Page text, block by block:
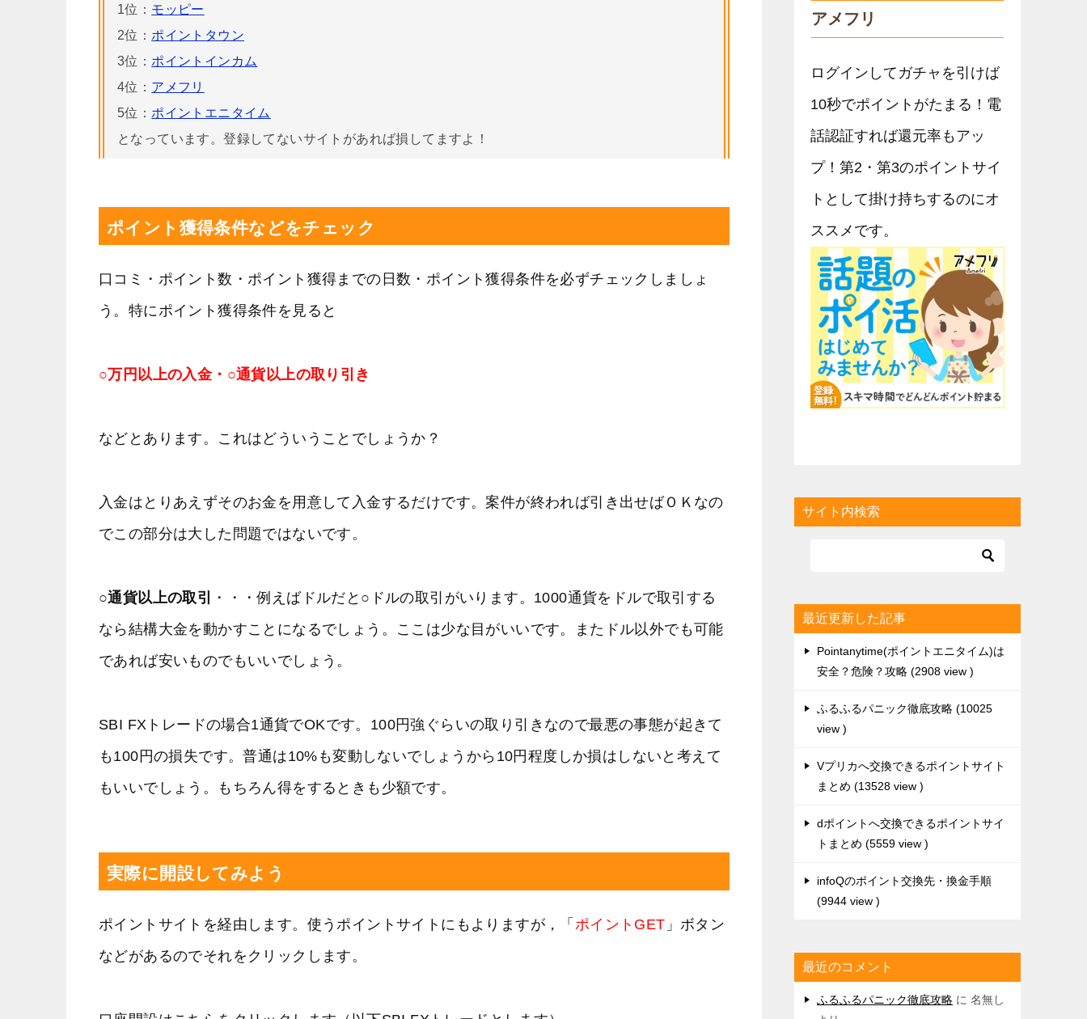
1位： モッピー
2位： ポイントタウン
3位： ポイントインカム
4位： アメフリ
5位： ポイントエニタイム
となっています。登録してないサイトがあれば損してますよ！
ポイント獲得条件などをチェック
口コミ・ポイント数・ポイント獲得までの日数・ポイント獲得条件を必ずチェックしましょ
う。特にポイント獲得条件を見ると
○万円以上の入金・○通貨以上の取り引き
などとあります。これはどういうことでしょうか？
入金はとりあえずそのお金を用意して入金するだけです。案件が終われば引き出せばＯＫなの
でこの部分は大した問題ではないです。
○通貨以上の取引
・・・例えばドルだと○ドルの取引がいります。1000通貨をドルで取引する
なら結構大金を動かすことになるでしょう。ここは少な目がいいです。またドル以外でも可能
であれば安いものでもいいでしょう。
SBI FXトレードの場合1通貨でOKです。100円強ぐらいの取り引きなので最悪の事態が起きて
も100円の損失です。普通は10%も変動しないでしょうから10円程度しか損はしないと考えて
もいいでしょう。もちろん得をするときも少額です。
実際に開設してみよう
ポイントサイトを経由します。使うポイントサイトにもよりますが，「 ポイントGET 」ボタン
などがあるのでそれをクリックします。
アメフリ
ログインしてガチャを引けば
10秒でポイントがたまる！電
話認証すれば還元率もアッ
プ！第2・第3のポイントサイ
トとして掛け持ちするのにオ
ススメです。
サイト内検索
最近更新した記事
Pointanytime(ポイントエニタイム)は
安全？危険？攻略
2908 view
ふるふるパニック徹底攻略
10025
view
Vプリカへ交換できるポイントサイト
まとめ
13528 view
dポイントへ交換できるポイントサイ
トまとめ
5559 view
infoQのポイント交換先・換金手順
9944 view
最近のコメント
ふるふるパニック徹底攻略 に 名無し